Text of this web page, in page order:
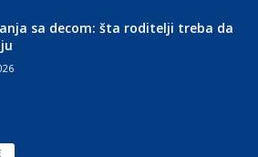
sa decom: šta roditelji treba da